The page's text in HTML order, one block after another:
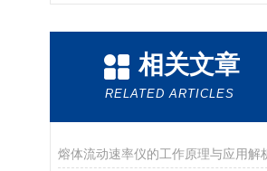
相关文章
RELATED ARTICLES
熔体流动速率仪的工作原理与应用解